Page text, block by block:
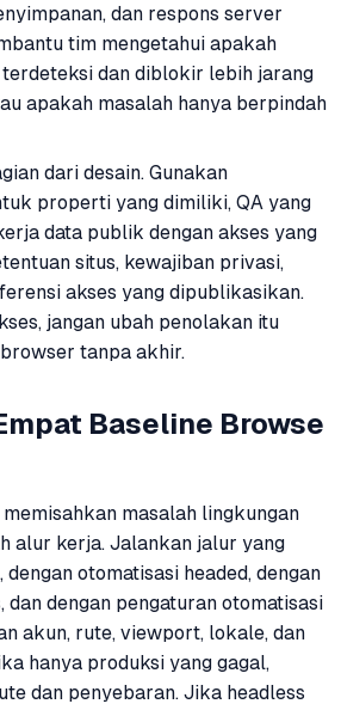
dan respons server
tim mengetahui apakah
dan diblokir lebih jarang
apakah masalah hanya berpindah
dari desain. Gunakan
properti yang dimiliki, QA yang
data publik dengan akses yang
situs, kewajiban privasi,
akses yang dipublikasikan.
jangan ubah penolakan itu
tanpa akhir.
Baseline Browse
masalah lingkungan
alur kerja. Jalankan jalur yang
otomatisasi headed, dengan
dan dengan pengaturan otomatisasi
akun, rute, viewport, lokale, dan
hanya produksi yang gagal,
dan penyebaran. Jika headless